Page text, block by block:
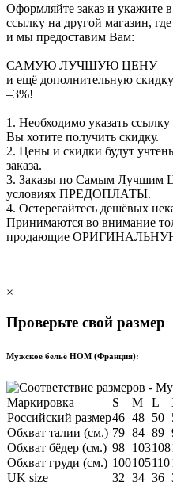
Оформляйте заказ и укажите
ссылку на другой магазин,
и мы предоставим Вам:
САМУЮ ЛУЧШУЮ ЦЕНУ
и ещё дополнительную скидку
–3%!
1. Необходимо указать
Вы хотите получить скидку.
2. Цены и скидки будут
заказа.
3. Заказы по Самым Лучшим
условиях ПРЕДОПЛАТЫ.
4. Остерегайтесь дешёвых
Принимаются во внимание
продающие
×
Проверьте свой размер
Мужское бельё HOM (Франция):
Маркировка S M L
Российский размер46 48 50
Обхват талии (см.) 79 84 89
Обхват бёдер (см.) 98 103108
Обхват груди (см.) 100105110
UK size
32 34 36